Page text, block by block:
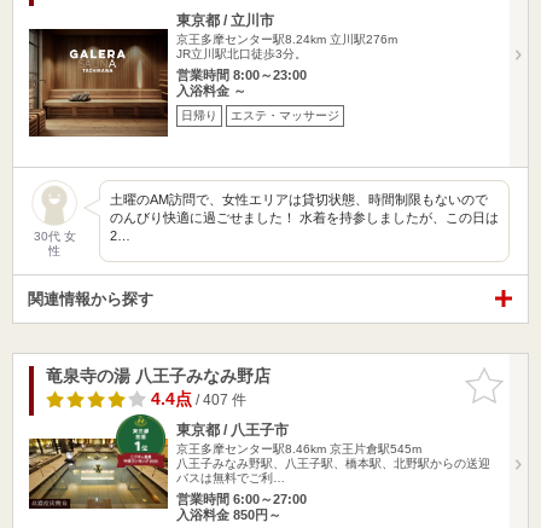
東京都 / 立川市
京王多摩センター駅8.24km 立川駅276m
JR立川駅北口徒歩3分。
営業時間 8:00～23:00
入浴料金 ～
日帰り エステ・マッサージ
30代 女
性
土曜のAM訪問で、女性エリアは貸切状態、時間制限もないので
のんびり快適に過ごせました！ 水着を持参しましたが、この日は
2…
関連情報から探す
お気に入
りに追加
竜泉寺の湯 八王子みなみ野店
4.4点/ 407 件
東京都 / 八王子市
京王多摩センター駅8.46km 京王片倉駅545m
八王子みなみ野駅、八王子駅、橋本駅、北野駅からの送迎
バスは無料でご利…
営業時間 6:00～27:00
入浴料金 850円～